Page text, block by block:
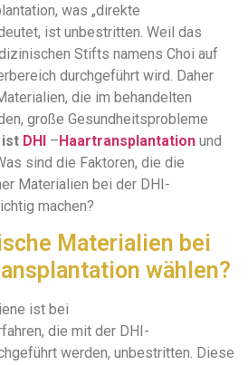
was „direkte
ist unbestritten. Weil das
Stifts namens Choi auf
durchgeführt wird. Daher
die im behandelten
große Gesundheitsprobleme
ist DHI –Haartransplantation und
sind die Faktoren, die die
Materialien bei der DHI-
machen?
Materialien bei
wählen?
ist bei
die mit der DHI-
werden, unbestritten. Diese